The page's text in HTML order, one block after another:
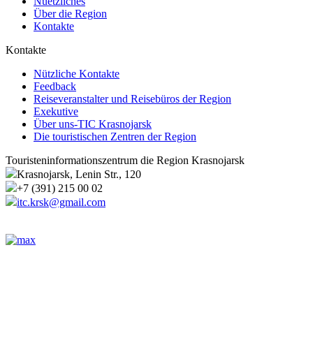
Über die Region
Kontakte
Kontakte
Nützliche Kontakte
Feedback
Reiseveranstalter und Reisebüros der Region
Exekutive
Über uns-TIC Krasnojarsk
Die touristischen Zentren der Region
Touristeninformationszentrum die Region Krasnojarsk
Krasnojarsk, Lenin Str., 120
+7 (391) 215 00 02
itc.krsk@gmail.com